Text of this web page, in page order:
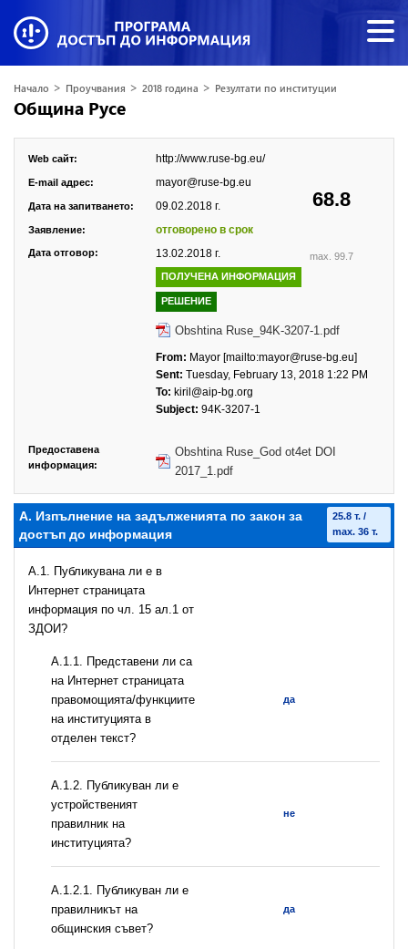
Начало > Проучвания > 2018 година > Резултати по институции
Община Русе
68.8
max. 99.7
Web сайт: http://www.ruse-bg.eu/
E-mail адрес: mayor@ruse-bg.eu
Дата на запитването: 09.02.2018 г.
Заявление: отговорено в срок
Дата отговор: 13.02.2018 г.
ПОЛУЧЕНА ИНФОРМАЦИЯ
РЕШЕНИЕ
Obshtina Ruse_94K-3207-1.pdf
From: Mayor [mailto:mayor@ruse-bg.eu]
Sent: Tuesday, February 13, 2018 1:22 PM
To: kiril@aip-bg.org
Subject: 94K-3207-1
Предоставена
информация:
Obshtina Ruse_God ot4et DOI
2017_1.pdf
А. Изпълнение на задълженията по закон за
достъп до информация
25.8 т. /
max. 36 т.
A.1. Публикувана ли е в
Интернет страницата
информация по чл. 15 ал.1 от
ЗДОИ?
А.1.1. Представени ли са
на Интернет страницата
правомощията/функциите
на институцията в
отделен текст?
да
А.1.2. Публикуван ли е
устройственият
правилник на
институцията?
не
А.1.2.1. Публикуван ли е
правилникът на
общинския съвет?
да